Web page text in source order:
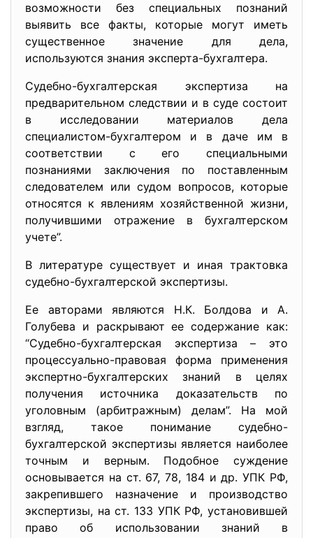
возможности без специальных познаний
выявить все факты, которые могут иметь
существенное значение для дела,
используются знания эксперта-бухгалтера.
Судебно-бухгалтерская экспертиза на
предварительном следствии и в суде состоит
в исследовании материалов дела
специалистом-бухгалтером и в даче им в
соответствии с его специальными
познаниями заключения по поставленным
следователем или судом вопросов, которые
относятся к явлениям хозяйственной жизни,
получившими отражение в бухгалтерском
учете”.
В литературе существует и иная трактовка
судебно-бухгалтерской экспертизы.
Ее авторами являются Н.К. Болдова и А.
Голубева и раскрывают ее содержание как:
“Судебно-бухгалтерская экспертиза – это
процессуально-правовая форма применения
экспертно-бухгалтерских знаний в целях
получения источника доказательств по
уголовным (арбитражным) делам”. На мой
взгляд, такое понимание судебно-
бухгалтерской экспертизы является наиболее
точным и верным. Подобное суждение
основывается на ст. 67, 78, 184 и др. УПК РФ,
закрепившего назначение и производство
экспертизы, на ст. 133 УПК РФ, установившей
право об использовании знаний в